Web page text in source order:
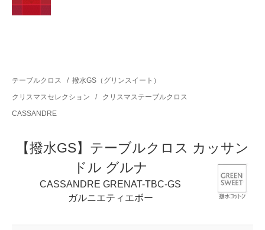
テーブルクロス / 撥水GS（グリンスイート）
クリスマスセレクション
/
クリスマステーブルクロス
CASSANDRE
【撥水GS】テーブルクロス カッサン
ドル グルナ
CASSANDRE GRENAT-TBC-GS
ガルニエティエボー